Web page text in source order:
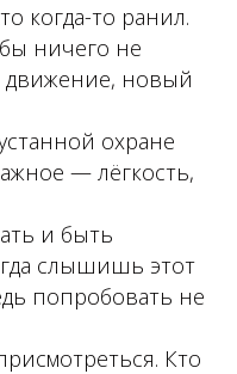
когда-то ранил.
ничего не
движение, новый
охране
— лёгкость,
и быть
слышишь этот
попробовать не
Кто